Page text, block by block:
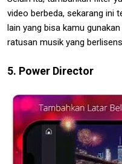
video berbeda, sekarang ini
lain yang bisa kamu
ratusan musik yang
5. Power Director